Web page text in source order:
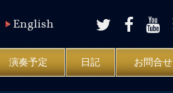
English
演奏予定 日記 お問合せ